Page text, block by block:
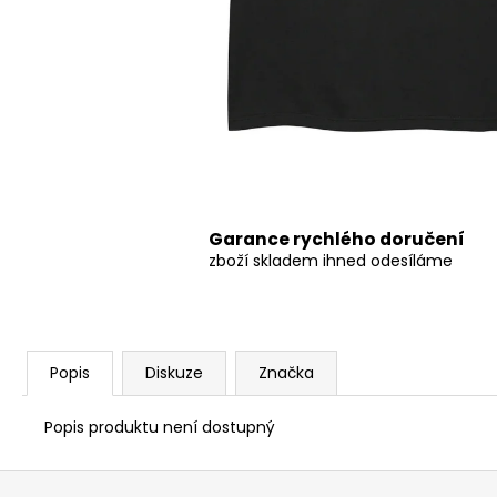
Garance rychlého doručení
zboží skladem ihned odesíláme
Popis Diskuze Značka
Popis produktu není dostupný
549 Kč